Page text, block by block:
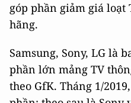
góp phần giảm giá loạt
hãng.
Samsung, Sony, LG là
phần lớn mảng TV
theo GfK. Tháng 1/